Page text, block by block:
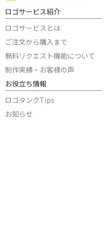
ロゴサービス紹介
ロゴサービスとは
ご注文から購入まで
無料リクエスト機能について
制作実績・お客様の声
お役立ち情報
ロゴタンクTips
お知らせ